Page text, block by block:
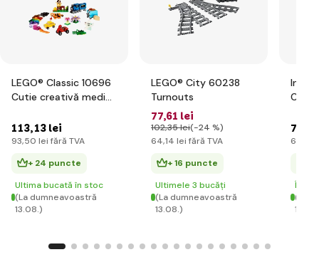
LEGO® Classic 10696
Cutie creativă medie
113,13 lei
93,50 lei fără TVA
+ 24 puncte
Ultima bucată în stoc
(La dumneavoastră
13.08.)
LEGO® City 60238
Turnouts
77,61 lei
102,35 lei(-24 %)
64,14 lei fără TVA
+ 16 puncte
Ultimele 3 bucăți
(La dumneavoastră
13.08.)
City
76
63
În
(La